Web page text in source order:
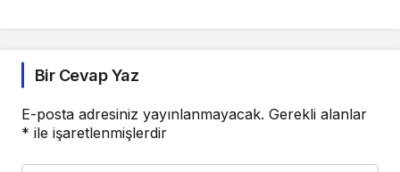
Bir Cevap Yaz
E-posta adresiniz yayınlanmayacak. Gerekli alanlar
* ile işaretlenmişlerdir